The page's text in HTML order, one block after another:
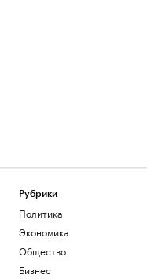
Рубрики
Политика
Экономика
Общество
Бизнес